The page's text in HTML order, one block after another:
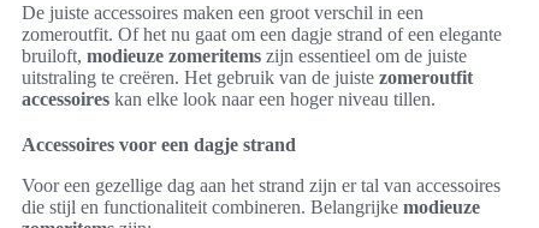
De juiste accessoires maken een groot verschil in een
zomeroutfit. Of het nu gaat om een dagje strand of een elegante
bruiloft, modieuze zomeritems zijn essentieel om de juiste
uitstraling te creëren. Het gebruik van de juiste zomeroutfit
accessoires kan elke look naar een hoger niveau tillen.
Accessoires voor een dagje strand
Voor een gezellige dag aan het strand zijn er tal van accessoires
die stijl en functionaliteit combineren. Belangrijke modieuze